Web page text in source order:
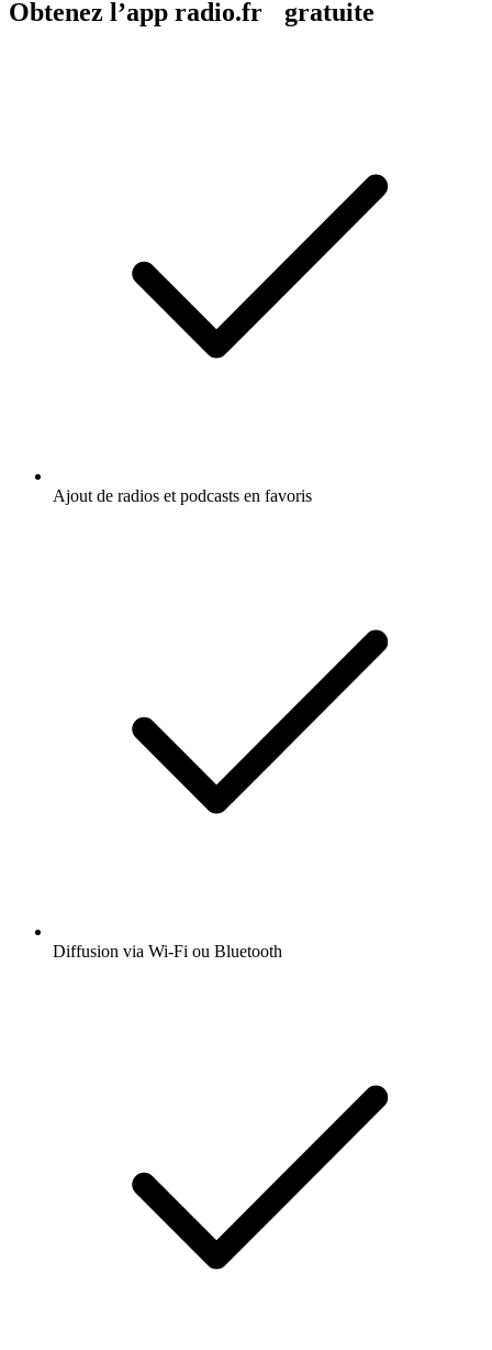
Obtenez l’app radio.fr gratuite
Ajout de radios et podcasts en favoris
Diffusion via Wi-Fi ou Bluetooth